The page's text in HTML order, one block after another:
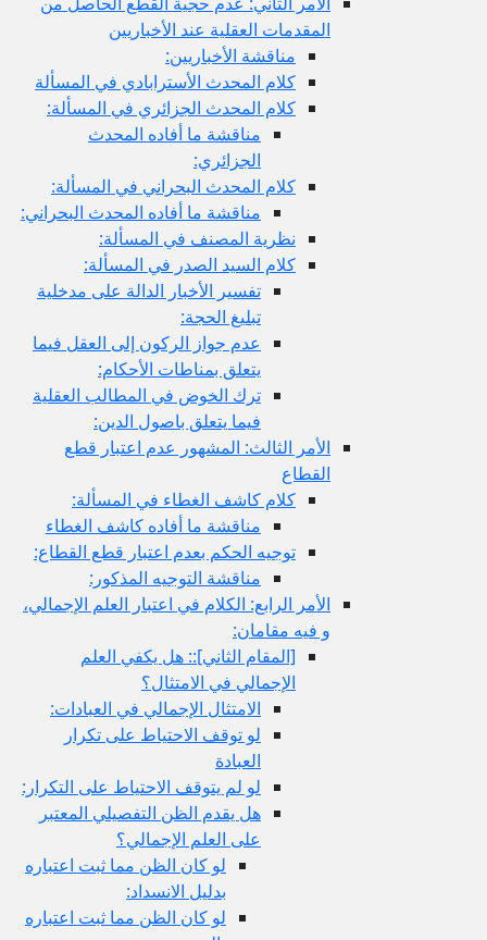
المقدمات العقلية عند الأخباريين
مناقشة الأخباريين:
كلام المحدث الأسترابادي في المسألة
كلام المحدث الجزائري في المسألة:
مناقشة ما أفاده المحدث
كلام المحدث البحراني في المسألة:
مناقشة ما أفاده المحدث البحراني:
نظرية المصنف في المسألة:
كلام السيد الصدر في المسألة:
تفسير الأخبار الدالة على مدخلية
عدم جواز الركون إلى العقل فيما
يتعلق بمناطات الأحكام:
ترك الخوض في المطالب العقلية
فيما يتعلق باصول الدين:
الأمر الثالث: المشهور عدم اعتبار قطع
كلام كاشف الغطاء في المسألة:
مناقشة ما أفاده كاشف الغطاء
توجيه الحكم بعدم اعتبار قطع القطاع:
مناقشة التوجيه المذكور:
الأمر الرابع: الكلام في اعتبار العلم الإجمالي،
[المقام الثاني‏]:: هل يكفي العلم
الإجمالي في الامتثال؟
الامتثال الإجمالي في العبادات:
لو توقف الاحتياط على تكرار
لو لم يتوقف الاحتياط على التكرار:
هل يقدم الظن التفصيلي المعتبر
على العلم الإجمالي؟
لو كان الظن مما ثبت اعتباره
لو كان الظن مما ثبت اعتباره